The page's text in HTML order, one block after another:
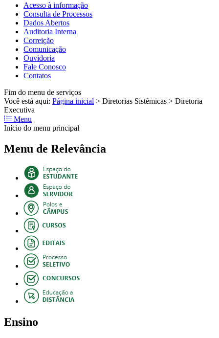
Acesso à informação
Consulta de Processos
Dados Abertos
Auditoria Interna
Correição
Comunicação
Ouvidoria
Fale Conosco
Contatos
Fim do menu de serviços
Você está aqui: Página inicial > Diretorias Sistêmicas > Diretoria
Executiva
Menu
Início do menu principal
Menu de Relevância
Ensino